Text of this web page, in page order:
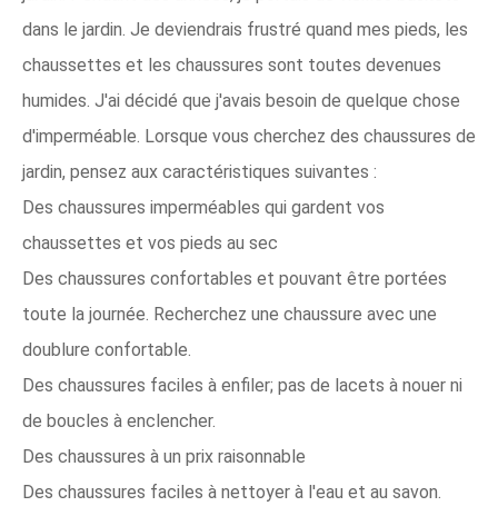
dans le jardin. Je deviendrais frustré quand mes pieds, les
chaussettes et les chaussures sont toutes devenues
humides. J'ai décidé que j'avais besoin de quelque chose
d'imperméable. Lorsque vous cherchez des chaussures de
jardin, pensez aux caractéristiques suivantes :
Des chaussures imperméables qui gardent vos
chaussettes et vos pieds au sec
Des chaussures confortables et pouvant être portées
toute la journée. Recherchez une chaussure avec une
doublure confortable.
Des chaussures faciles à enfiler; pas de lacets à nouer ni
de boucles à enclencher.
Des chaussures à un prix raisonnable
Des chaussures faciles à nettoyer à l'eau et au savon.